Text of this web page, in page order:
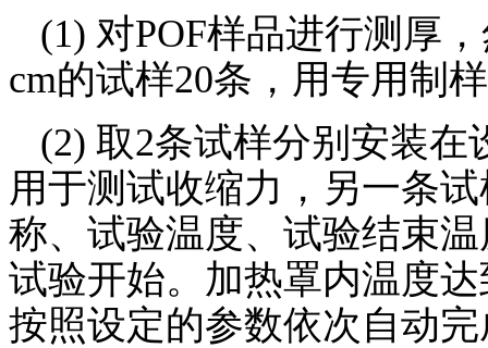
(1) 对POF样品进行测厚
cm的试样20条，用专用制
(2)取2条试样分别安装在
用于测试收缩力，另一条
称、试验温度、试验结束
试验开始。加热罩内温度
按照设定的参数依次自动